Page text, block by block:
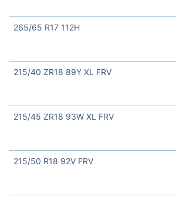
265/65 R17 112H
215/40 ZR18 89Y XL FRV
215/45 ZR18 93W XL FRV
215/50 R18 92V FRV